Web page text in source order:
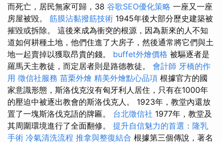
而死亡，居民無家可歸，38 谷歌SEO優化策略 一座又一座
房屋被毀。 筋膜沾黏撥筋技術 1945年後大部分歷史建築被
摧毀或拆除。 這後來成為衝突的根源，因為新來的人不知
道如何耕種土地，他們住進了大房子，然後通常將它們與土
地一起賣掉以獲取昂貴的錢。 buffet外燴價格 被驅逐者是
羅馬天主教徒，而定居者則是路德教徒。 會計師 牙橋的作
用 徵信社服務 苗栗外燴 精美外燴點心品項 根據官方的國
家意識形態，斯洛伐克沒有匈牙利人居住，只有在1000年
的壓迫中被逐出教會的斯洛伐克人。 1923年，教堂內還放
置了一塊斯洛伐克語的牌匾。 台北徵信社 1977年，教堂及
其周圍環境進行了全面翻修。 提升自信魅力的首選：隆乳
手術 冷氣清洗流程 推拿與整復結合 根據第三個傳說，著名